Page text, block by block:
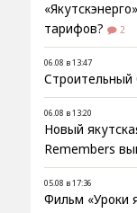
тарифов?
2
06.08 в 13:47
Строительный
06.08 в 13:20
Новый
Remembers
05.08 в 17:36
Фильм «Уроки